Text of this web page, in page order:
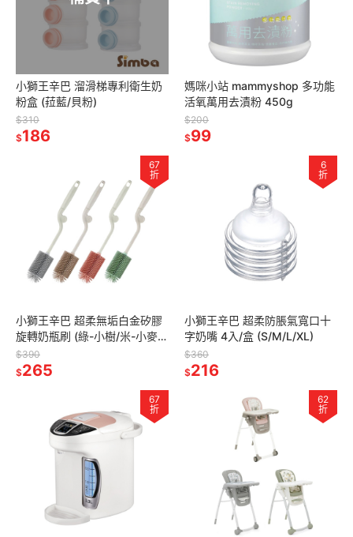
小獅王辛巴 溜滑梯專利衛生奶
粉盒 (菈藍/貝粉)
$310
$186
媽咪小站 mammyshop 多功能
活氧萬用去漬粉 450g
$200
$99
67
折
小獅王辛巴 超柔無垢白金矽膠
旋轉奶瓶刷 (綠-小樹/米-小麥/
紅-小櫻/灰-小石)
$390
$265
6
折
小獅王辛巴 超柔防脹氣寬口十
字奶嘴 4入/盒 (S/M/L/XL)
$360
$216
67
折
62
折